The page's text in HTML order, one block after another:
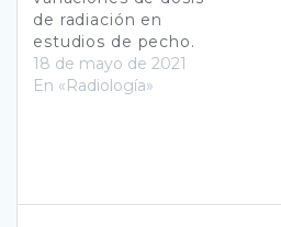
de radiación en
estudios de pecho.
18 de mayo de 2021
En «Radiología»